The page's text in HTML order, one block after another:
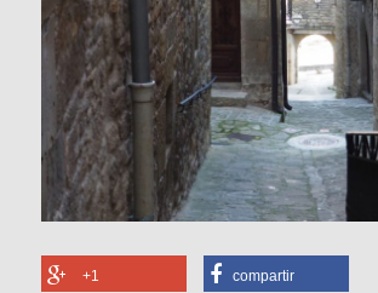
+1 compartir